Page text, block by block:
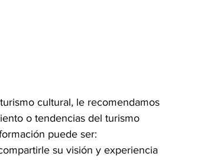
cultural, le recomendamos
o tendencias del turismo
puede ser:
su visión y experiencia